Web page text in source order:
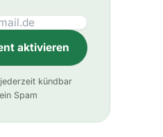
aktivieren
l
jederzeit kündbar
Spam